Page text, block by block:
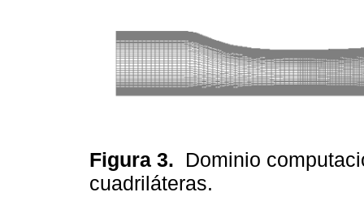
Figura 3. Dominio
cuadriláteras.